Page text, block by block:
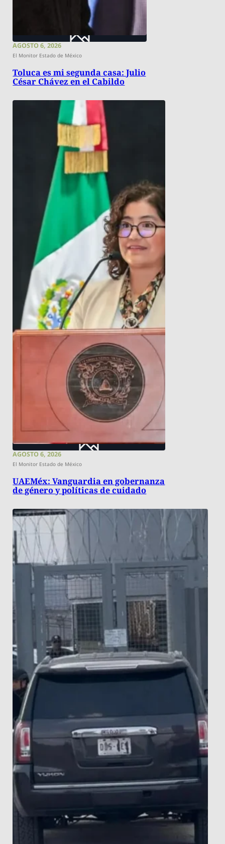
AGOSTO 6, 2026
El Monitor Estado de México
Toluca es mi segunda casa: Julio
César Chávez en el Cabildo
AGOSTO 6, 2026
El Monitor Estado de México
UAEMéx: Vanguardia en gobernanza
de género y políticas de cuidado